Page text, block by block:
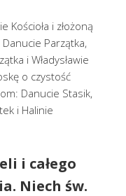
Kościoła i złożoną
Parzątka,
i Władysławie
o czystość
Danucie Stasik,
i Halinie
i całego
Niech św.